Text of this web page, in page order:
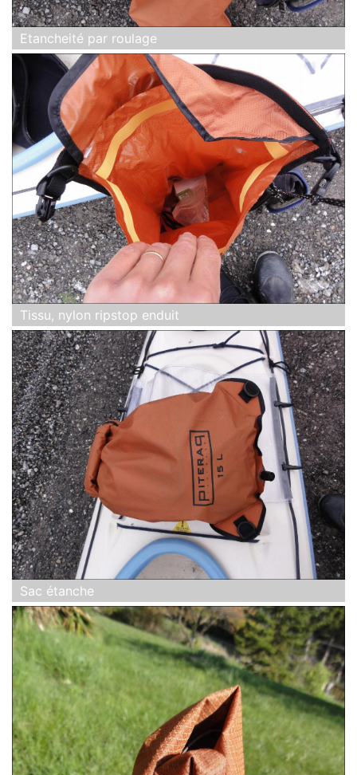
Etancheité par roulage
Tissu, nylon ripstop enduit
Sac étanche